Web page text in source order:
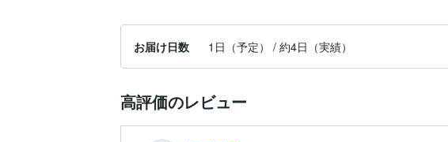
お届け日数 1日（予定） / 約4日（実績）
高評価のレビュー